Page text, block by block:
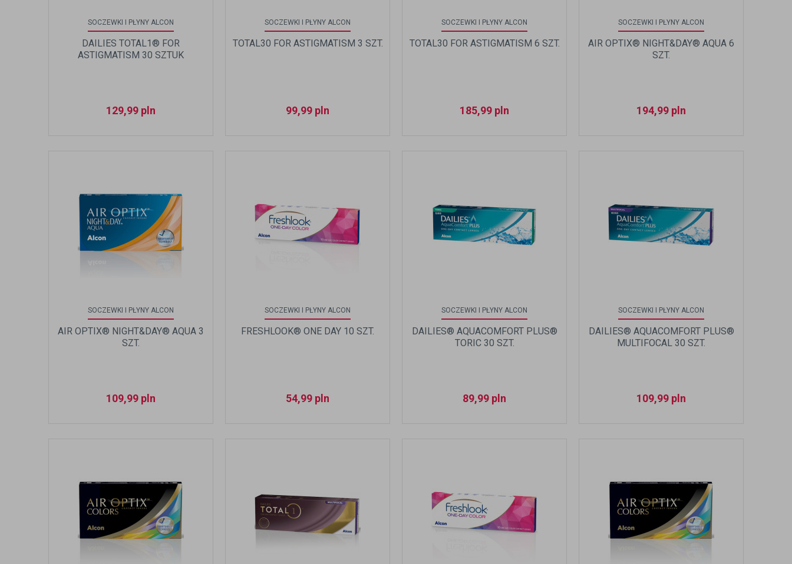
SOCZEWKI I PŁYNY ALCON
DAILIES TOTAL1® FOR
ASTIGMATISM 30 SZTUK
129,99 pln
SOCZEWKI I PŁYNY ALCON
TOTAL30 FOR ASTIGMATISM 3 SZT.
99,99 pln
SOCZEWKI I PŁYNY ALCON
TOTAL30 FOR ASTIGMATISM 6 SZT.
185,99 pln
SOCZEWKI I PŁYNY ALCON
AIR OPTIX® NIGHT&DAY® AQUA 6
SZT.
194,99 pln
SOCZEWKI I PŁYNY ALCON
AIR OPTIX® NIGHT&DAY® AQUA 3
SZT.
109,99 pln
SOCZEWKI I PŁYNY ALCON
FRESHLOOK® ONE DAY 10 SZT.
54,99 pln
SOCZEWKI I PŁYNY ALCON
DAILIES® AQUACOMFORT PLUS®
TORIC 30 SZT.
89,99 pln
SOCZEWKI I PŁYNY ALCON
DAILIES® AQUACOMFORT PLUS®
MULTIFOCAL 30 SZT.
109,99 pln